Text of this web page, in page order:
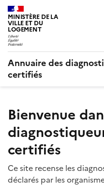
MINISTÈRE DE LA
VILLE ET DU
LOGEMENT
Annuaire des
certifiés
Bienvenue
certifiés
Ce site recense les
déclarés par les